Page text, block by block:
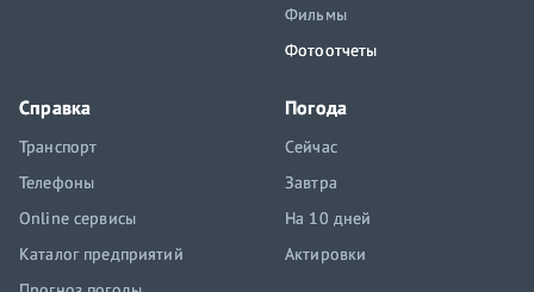
Фильмы
Фотоотчеты
Справка
Транспорт
Телефоны
Online сервисы
Каталог предприятий
Погода
Сейчас
Завтра
На 10 дней
Актировки